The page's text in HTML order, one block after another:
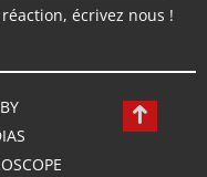
écrivez nous !